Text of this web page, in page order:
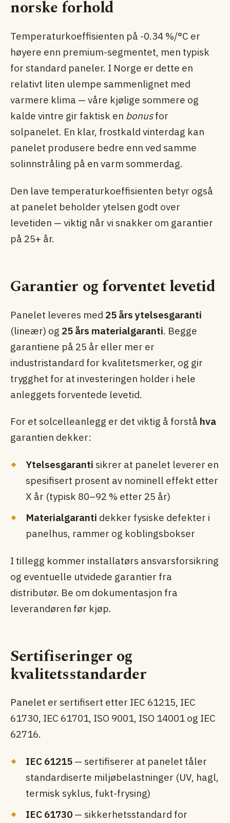
norske forhold
Temperaturkoeffisienten på -0.34 %/°C er
høyere enn premium-segmentet, men typisk
for standard paneler. I Norge er dette en
relativt liten ulempe sammenlignet med
varmere klima — våre kjølige sommere og
kalde vintre gir faktisk en bonusfor
solpanelet. En klar, frostkald vinterdag kan
panelet produsere bedre enn ved samme
solinnstråling på en varm sommerdag.
Den lave temperaturkoeffisienten betyr også
at panelet beholder ytelsen godt over
levetiden — viktig når vi snakker om garantier
på 25+ år.
Garantier og forventet levetid
Panelet leveres med 25 års ytelsesgaranti
(lineær) og 25 års materialgaranti. Begge
garantiene på 25 år eller mer er
industristandard for kvalitetsmerker, og gir
trygghet for at investeringen holder i hele
anleggets forventede levetid.
For et solcelleanlegg er det viktig å forstå hva
garantien dekker:
Ytelsesgaranti sikrer at panelet leverer en
spesifisert prosent av nominell effekt etter
X år (typisk 80–92 % etter 25 år)
Materialgaranti dekker fysiske defekter i
panelhus, rammer og koblingsbokser
I tillegg kommer installatørs ansvarsforsikring
og eventuelle utvidede garantier fra
distributør. Be om dokumentasjon fra
leverandøren før kjøp.
Sertifiseringer og
kvalitetsstandarder
Panelet er sertifisert etter IEC 61215, IEC
61730, IEC 61701, ISO 9001, ISO 14001 og IEC
62716.
IEC 61215 — sertifiserer at panelet tåler
standardiserte miljøbelastninger (UV, hagl,
termisk syklus, fukt-frysing)
IEC 61730 — sikkerhets­standard for